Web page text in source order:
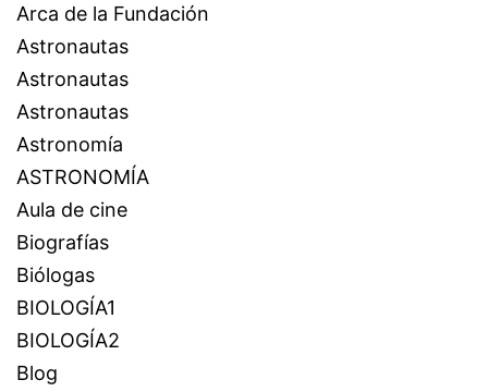
Arca de la Fundación
Astronautas
Astronautas
Astronautas
Astronomía
ASTRONOMÍA
Aula de cine
Biografías
Biólogas
BIOLOGÍA1
BIOLOGÍA2
Blog